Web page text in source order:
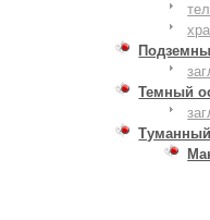
Темный